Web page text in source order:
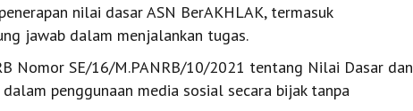
nilai dasar ASN BerAKHLAK, termasuk
jawab dalam menjalankan tugas.
Nomor SE/16/M.PANRB/10/2021 tentang Nilai Dasar dan
penggunaan media sosial secara bijak tanpa